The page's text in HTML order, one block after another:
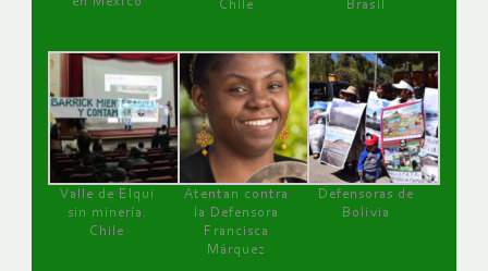
Chile
Brasil
Valle de Elqui
sin minería.
Chile
Atentan contra
la Defensora
Francisca
Márquez
Defensoras de
Bolivia